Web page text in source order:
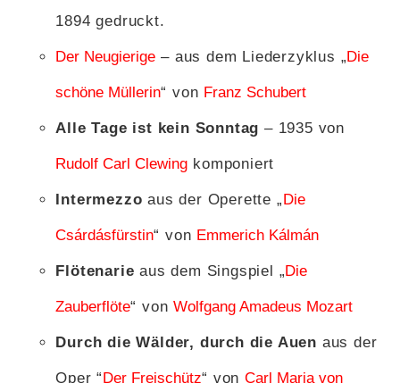
1894 gedruckt.
Der Neugierige – aus dem Liederzyklus „ Die
schöne Müllerin“ von Franz Schubert
Alle Tage ist kein Sonntag – 1935 von
Rudolf Carl Clewing komponiert
Intermezzo aus der Operette „ Die
Csárdásfürstin“ von Emmerich Kálmán
Flötenarie aus dem Singspiel „ Die
Zauberflöte“ vonWolfgang Amadeus Mozart
Durch die Wälder, durch die Auen aus der
Oper “ Der Freischütz“ vonCarl Maria von